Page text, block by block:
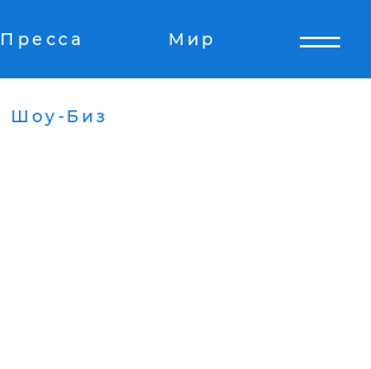
Пресса Мир
Шоу-Биз